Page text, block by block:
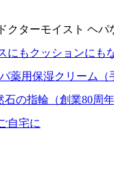
クターモイスト ヘパ
にもクッションにも
薬用保湿クリーム（
石の指輪（創業80周
自宅に